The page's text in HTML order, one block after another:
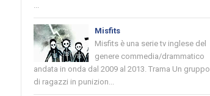
...
Misfits
Misfits è una serie tv inglese del
genere commedia/drammatico
andata in onda dal 2009 al 2013. Trama Un gruppo
di ragazzi in punizion...